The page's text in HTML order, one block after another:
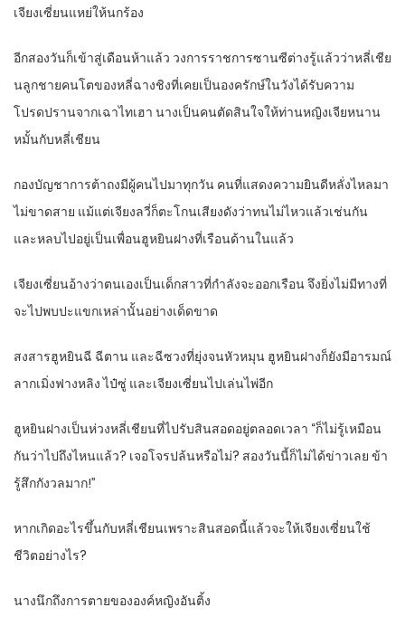
เจียงเซี่ยนแหย่ให้นกร้อง
อีกสองวันก็เข้าสู่เดือนห้าแล้ว วงการราชการซานซีต่างรู้แล้วว่าหลี่เชีย
นลูกชายคนโตของหลี่ฉางชิงที่เคยเป็นองครักษ์ในวังได้รับความ
โปรดปรานจากเฉาไทเฮา นางเป็นคนตัดสินใจให้ท่านหญิงเจียหนาน
หมั้นกับหลี่เชียน
กองบัญชาการต้าถงมีผู้คนไปมาทุกวัน คนที่แสดงความยินดีหลั่งไหลมา
ไม่ขาดสาย แม้แต่เจียงลวี่ก็ตะโกนเสียงดังว่าทนไม่ไหวแล้วเช่นกัน
และหลบไปอยู่เป็นเพื่อนฮูหยินฝางที่เรือนด้านในแล้ว
เจียงเซี่ยนอ้างว่าตนเองเป็นเด็กสาวที่กำลังจะออกเรือน จึงยิ่งไม่มีทางที่
จะไปพบปะแขกเหล่านั้นอย่างเด็ดขาด
สงสารฮูหยินฉี ฉีตาน และฉีซวงที่ยุ่งจนหัวหมุน ฮูหยินฝางก็ยังมีอารมณ์
ลากเมิ่งฟางหลิง ไป๋ซู่ และเจียงเซี่ยนไปเล่นไพ่อีก
ฮูหยินฝางเป็นห่วงหลี่เชียนที่ไปรับสินสอดอยู่ตลอดเวลา “ก็ไม่รู้เหมือน
กันว่าไปถึงไหนแล้ว? เจอโจรปล้นหรือไม่? สองวันนี้ก็ไม่ได้ข่าวเลย ข้า
รู้สึกกังวลมาก!”
หากเกิดอะไรขึ้นกับหลี่เชียนเพราะสินสอดนี้แล้วจะให้เจียงเซี่ยนใช้
ชีวิตอย่างไร?
นางนึกถึงการตายขององค์หญิงอันติ้ง